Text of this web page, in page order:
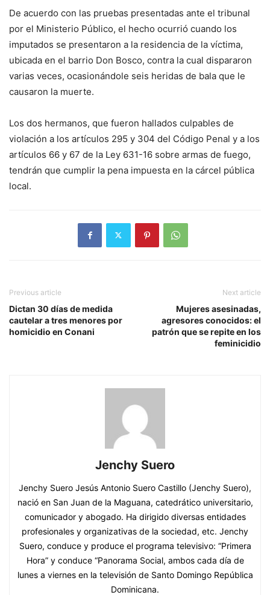
De acuerdo con las pruebas presentadas ante el tribunal
por el Ministerio Público, el hecho ocurrió cuando los
imputados se presentaron a la residencia de la víctima,
ubicada en el barrio Don Bosco, contra la cual dispararon
varias veces, ocasionándole seis heridas de bala que le
causaron la muerte.
Los dos hermanos, que fueron hallados culpables de
violación a los artículos 295 y 304 del Código Penal y a los
artículos 66 y 67 de la Ley 631-16 sobre armas de fuego,
tendrán que cumplir la pena impuesta en la cárcel pública
local.
Previous article
Dictan 30 días de medida
cautelar a tres menores por
homicidio en Conani
Next article
Mujeres asesinadas,
agresores conocidos: el
patrón que se repite en los
feminicidio
Jenchy Suero
Jenchy Suero Jesús Antonio Suero Castillo (Jenchy Suero),
nació en San Juan de la Maguana, catedrático universitario,
comunicador y abogado. Ha dirigido diversas entidades
profesionales y organizativas de la sociedad, etc. Jenchy
Suero, conduce y produce el programa televisivo: “Primera
Hora” y conduce “Panorama Social, ambos cada día de
lunes a viernes en la televisión de Santo Domingo República
Dominicana.